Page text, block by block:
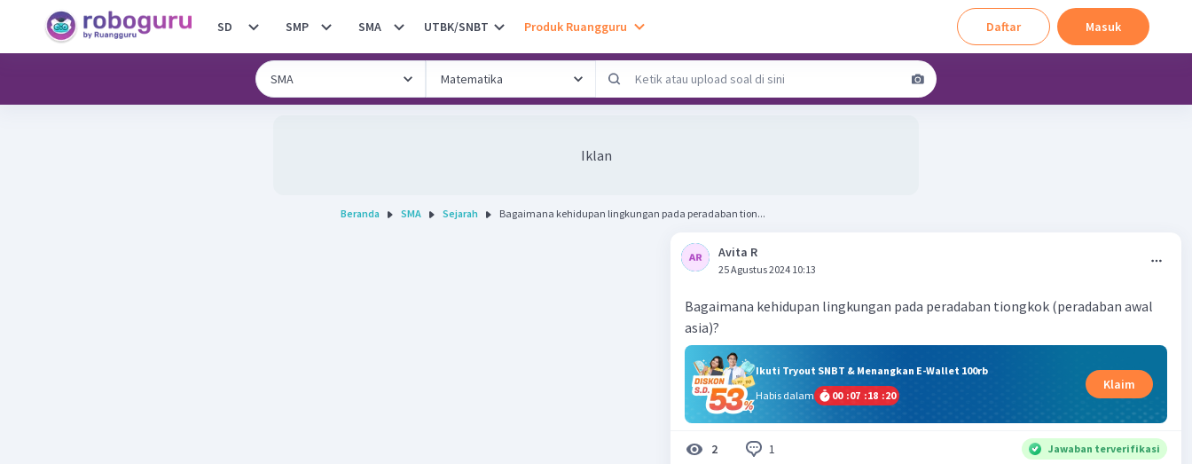
SD SMP SMA UTBK/SNBT Produk Ruangguru Daftar Masuk
Iklan
Beranda SMA Sejarah Bagaimana kehidupan lingkungan pada peradaban tion...
Avita R
25 Agustus 2024 10:13
Bagaimana kehidupan lingkungan pada peradaban tiongkok (peradaban awal
asia)?
Ikuti Tryout SNBT & Menangkan E-Wallet 100rb
Habis dalam
00 :07 :18 :19
Klaim
2 1 Jawaban terverifikasi